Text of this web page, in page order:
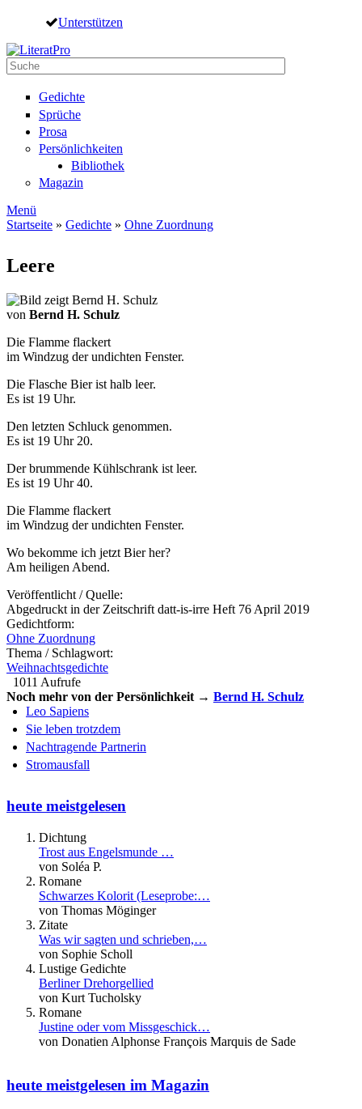
Direkt zum Inhalt
Unterstützen
Suche
Gedichte
Sprüche
Prosa
Persönlichkeiten
Bibliothek
Magazin
Menü
Startseite » Gedichte » Ohne Zuordnung
Leere
von Bernd H. Schulz
Die Flamme flackert
im Windzug der undichten Fenster.
Die Flasche Bier ist halb leer.
Es ist 19 Uhr.
Den letzten Schluck genommen.
Es ist 19 Uhr 20.
Der brummende Kühlschrank ist leer.
Es ist 19 Uhr 40.
Die Flamme flackert
im Windzug der undichten Fenster.
Wo bekomme ich jetzt Bier her?
Am heiligen Abend.
Veröffentlicht / Quelle:
Abgedruckt in der Zeitschrift datt-is-irre Heft 76 April 2019
Gedichtform:
Ohne Zuordnung
Thema / Schlagwort:
Weihnachtsgedichte
1011 Aufrufe
Noch mehr von der Persönlichkeit → Bernd H. Schulz
Leo Sapiens
Sie leben trotzdem
Nachtragende Partnerin
Stromausfall
heute meistgelesen
Dichtung
Trost aus Engelsmunde …
von Soléa P.
Romane
Schwarzes Kolorit (Leseprobe:…
von Thomas Möginger
Zitate
Was wir sagten und schrieben,…
von Sophie Scholl
Lustige Gedichte
Berliner Drehorgellied
von Kurt Tucholsky
Romane
Justine oder vom Missgeschick…
von Donatien Alphonse François Marquis de Sade
heute meistgelesen im Magazin